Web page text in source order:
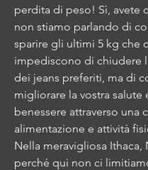
perdita di peso! Sì, avete
non stiamo parlando di
sparire gli ultimi 5 kg che
impediscono di chiudere
dei jeans preferiti, ma di
migliorare la vostra salute
benessere attraverso una
alimentazione e attività
Nella meravigliosa Ithaca,
perché qui non ci